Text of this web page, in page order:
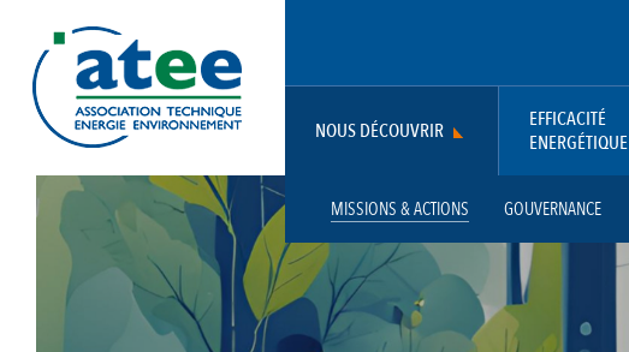
contenu
principal
MAIN
NAVIGATION
NOUS DÉCOUVRIR
EFFICACITÉ
ENERGÉTIQUE
MISSIONS & ACTIONS GOUVERNANCE